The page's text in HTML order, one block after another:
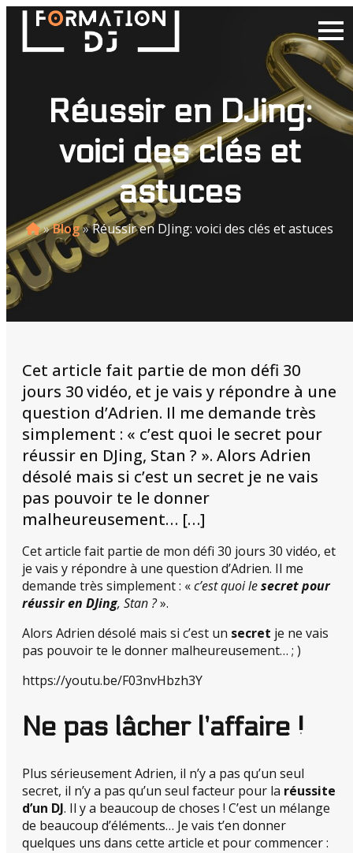
Réussir en DJing:
voici des clés et
astuces
»Blog»Réussir en DJing: voici des clés et astuces
Cet article fait partie de mon défi 30
jours 30 vidéo, et je vais y répondre à une
question d’Adrien. Il me demande très
simplement : « c’est quoi le secret pour
réussir en DJing, Stan ? ». Alors Adrien
désolé mais si c’est un secret je ne vais
pas pouvoir te le donner
malheureusement… […]
Cet article fait partie de mon défi 30 jours 30 vidéo, et
je vais y répondre à une question d’Adrien. Il me
demande très simplement : «c’est quoi lesecret pour
réussir en DJing, Stan ?».
Alors Adrien désolé mais si c’est un secret je ne vais
pas pouvoir te le donner malheureusement… ; )
https://youtu.be/F03nvHbzh3Y
Ne pas lâcher l’affaire !
Plus sérieusement Adrien, il n’y a pas qu’un seul
secret, il n’y a pas qu’un seul facteur pour la réussite
d’un DJ. Il y a beaucoup de choses ! C’est un mélange
de beaucoup d’éléments… Je vais t’en donner
quelques uns dans cette article et pour commencer :